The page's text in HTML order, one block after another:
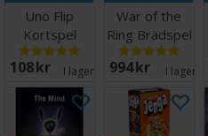
Uno Flip
Kortspel
108 SEK I lager: 20+
War of the
Ring Brädspel
994 SEK I lager: